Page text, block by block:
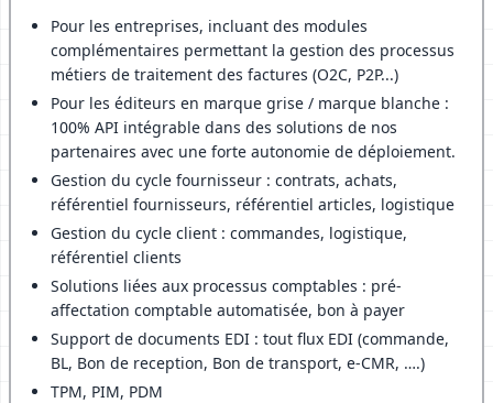
Pour les entreprises, incluant des modules
complémentaires permettant la gestion des processus
métiers de traitement des factures (O2C, P2P...)
Pour les éditeurs en marque grise / marque blanche :
100% API intégrable dans des solutions de nos
partenaires avec une forte autonomie de déploiement.
Gestion du cycle fournisseur : contrats, achats,
référentiel fournisseurs, référentiel articles, logistique
Gestion du cycle client : commandes, logistique,
référentiel clients
Solutions liées aux processus comptables : pré-
affectation comptable automatisée, bon à payer
Support de documents EDI : tout flux EDI (commande,
BL, Bon de reception, Bon de transport, e-CMR, ….)
TPM, PIM, PDM